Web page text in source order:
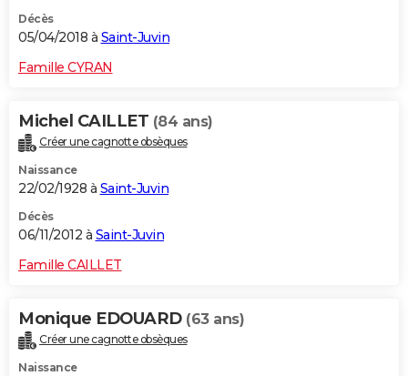
S'inscrire
Se connecter
Lycées
Collèges
Primaires
Universités
Entreprises
Service militaire
Avis de recherche
AVIS DE DÉCÈS
FORUM
Bricolage
Lifestyle
Culture
Sport
Auto
Television
Voyage
Cinema
Décès
05/04/2018 à Saint-Juvin
Famille CYRAN
Michel CAILLET (84 ans)
Créer une cagnotte obsèques
Naissance
22/02/1928 à Saint-Juvin
Décès
06/11/2012 à Saint-Juvin
Famille CAILLET
Monique EDOUARD (63 ans)
Créer une cagnotte obsèques
Naissance